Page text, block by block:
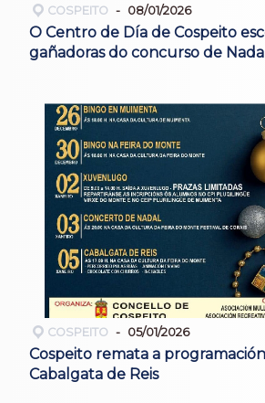
COSPEITO 08/01/2026
O Centro de Día de Cospeito
gañadoras do concurso de Nadal
COSPEITO 05/01/2026
Cospeito remata a
Cabalgata de Reis